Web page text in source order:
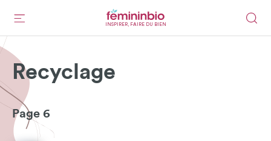
INSPIRER, FAIRE DU BIEN
Recyclage
Page 6